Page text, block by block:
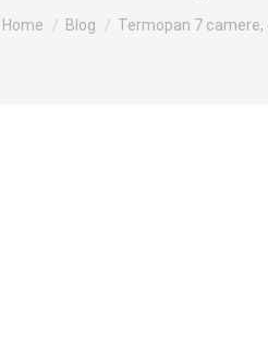
You are here:
Home Blog Termopan 7 camere,